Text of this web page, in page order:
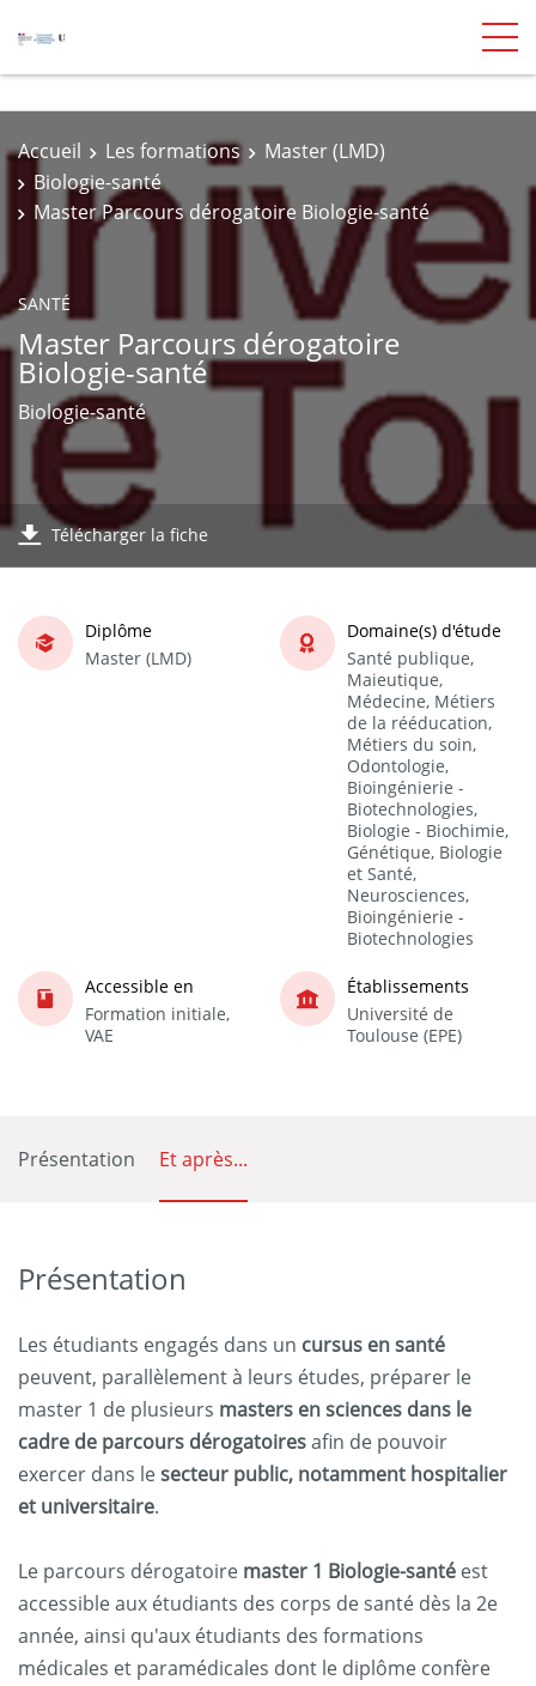
Accueil Les formations
Master (LMD)
Biologie-santé
Master Parcours dérogatoire Biologie-santé
SANTÉ
Master Parcours dérogatoire
Biologie-santé
Biologie-santé
Télécharger la fiche
Diplôme
Master (LMD)
Domaine(s) d'étude
Santé publique,
Maieutique,
Médecine, Métiers
de la rééducation,
Métiers du soin,
Odontologie,
Bioingénierie -
Biotechnologies,
Biologie - Biochimie,
Génétique, Biologie
et Santé,
Neurosciences,
Bioingénierie -
Biotechnologies
Accessible en
Formation initiale,
VAE
Établissements
Université de
Toulouse (EPE)
Présentation Et après...
Présentation
Les étudiants engagés dans un cursus en santé
peuvent, parallèlement à leurs études, préparer le
master 1 de plusieurs masters en sciences dans le
cadre de parcours dérogatoiresafin de pouvoir
exercer dans lesecteur public, notamment hospitalier
et universitaire.
Le parcours dérogatoire master 1 Biologie-santé est
accessible aux étudiants des corps de santé dès la 2e
année, ainsi qu'aux étudiants des formations
médicales et paramédicales dont le diplôme confère